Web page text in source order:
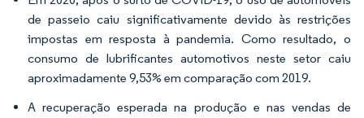
de passeio caiu significativamente devido às restrições
impostas em resposta à pandemia. Como resultado, o
consumo de lubrificantes automotivos neste setor caiu
aproximadamente 9,53% em comparação com 2019.
A recuperação esperada na produção e nas vendas de